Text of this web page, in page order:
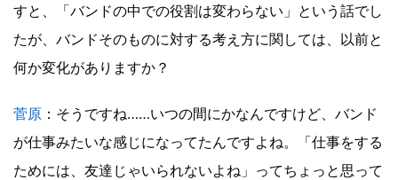
すと、「バンドの中での役割は変わらない」という話でし
たが、バンドそのものに対する考え方に関しては、以前と
何か変化がありますか？
菅原 ：そうですね……いつの間にかなんですけど、バンド
が仕事みたいな感じになってたんですよね。「仕事をする
ためには、友達じゃいられないよね」ってちょっと思って